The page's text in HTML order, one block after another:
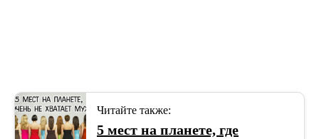
Читайте также:
5 мест на планете, где